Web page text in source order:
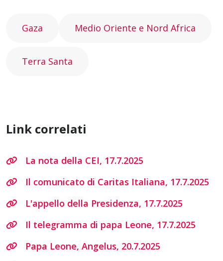
Gaza Medio Oriente e Nord Africa
Terra Santa
Link correlati
La nota della CEI, 17.7.2025
Il comunicato di Caritas Italiana, 17.7.2025
L'appello della Presidenza, 17.7.2025
Il telegramma di papa Leone, 17.7.2025
Papa Leone, Angelus, 20.7.2025